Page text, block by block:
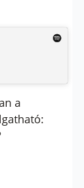
a